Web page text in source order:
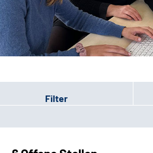
Leichte Sprache
Gebärdensprache
Filter